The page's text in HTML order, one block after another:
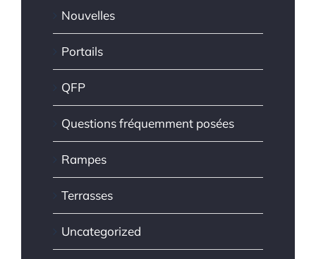
Nouvelles
Portails
QFP
Questions fréquemment posées
Rampes
Terrasses
Uncategorized